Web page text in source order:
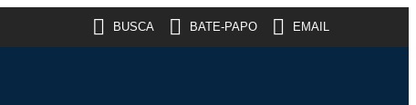
BUSCA BATE-PAPO EMAIL